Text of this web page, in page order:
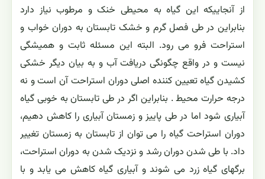
از آنجاییکه این گیاه به محیطی خنک و مرطوب نیاز دارد
بنابراین در طی فصل گرم و خشک تابستان به دوران خواب و
استراحت فرو می رود. البته این مسئله ثابت و همیشگی
نیست و در واقع چگونگی دریافت آب و به بیان دیگر خشکی
کشیدن گیاه تعیین کننده اصلی دوران استراحت آن است و نه
درجه حرارت محیط . بنابراین اگر در طی تابستان به خوبی گیاه
آبیاری شود اما در طی پاییز و زمستان آبیاری را کاهش دهیم،
دوران استراحت گیاه را می توان از تابستان به زمستان تغییر
داد. با طی شدن دوران رشد و نزدیک شدن به دوران استراحت،
برگهای گیاه زرد می شوند و آبیاری گیاه کاهش می یابد و با